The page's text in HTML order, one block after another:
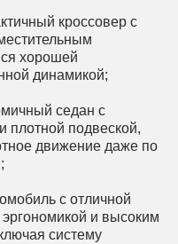
кроссовер с
хорошей
динамикой;
седан с
плотной подвеской,
движение даже по
с отличной
и высоким
систему